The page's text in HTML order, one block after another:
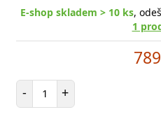
E-shop skladem > 10 ks,
1
- Počet položek
+